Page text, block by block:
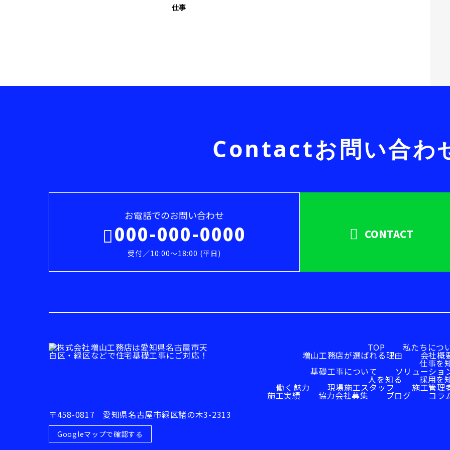
仕事
Contactお問い合わ
お電話でのお問い合わせ
000-000-0000
受付／10:00～18:00 (平日)
CONTACT
TOP 私たちにつ
増山工務店が選ばれる理由 会社概
仕事を
基礎工事について ソリューショ
人を知る 採用を
働く魅力 現場施工スタッフ 施工管理
施工実績 協力会社募集 ブログ
コラ
〒458-0817 愛知県名古屋市緑区諸の木3-2313
Googleマップで確認する